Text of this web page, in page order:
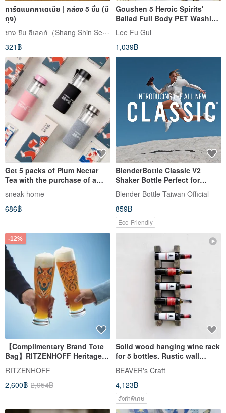
ทาร์ตแมคคาเดเมีย | กล่อง 5 ชิ้น (มี
ถุง)
ชาง ชิน ซีเลคท์（Shang Shin Select）
321฿
Goushen 5 Heroic Spirits'
Ballad Full Body PET Washi
Tape - Iridescent Finish, 10m
Roll
Lee Fu Gui
1,039฿
Get 5 packs of Plum Nectar
Tea with the purchase of a
glass bottle. 350ml double-
layer glass cold brew bottle,
choose from five colors.
sneak-home
686฿
BlenderBottle Classic V2
Shaker Bottle Perfect for
Protein Shakes 45oz
Blender Bottle Taiwan Official
859฿
Eco-Friendly
-12%
【Complimentary Brand Tote
Bag】RITZENHOFF Heritage
Wheat Beer Pair Glasses - Set
of 5
RITZENHOFF
2,600฿ 2,954฿
Solid wood hanging wine rack
for 5 bottles. Rustic wall
mounted wine holder.
BEAVER's Craft
4,123฿
สั่งทำพิเศษ